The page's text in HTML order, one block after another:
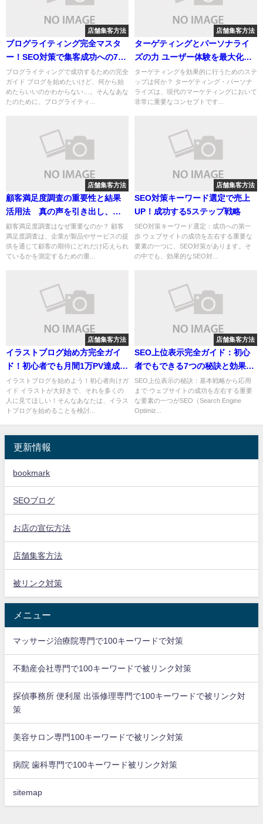
店舗集客方法
ブログライティング完全マスタ
ー！SEO対策で集客成功への7ス
テップ
ブログライティングで成功するための完全
ガイド ブログを始めたいけど、何から始
めたらいいのかわからない…。そんなあな
たのために、ブログライティ...
店舗集客方法
ターゲティングとパーソナライ
ズの力 ユーザー体験を最大化す
るための戦略と成功事例
ターゲティングを効果的に行うためのステ
ップは何か？ ターゲティング・パーソナ
ライズは、現代のマーケティングにおいて
非常に重要なコンセプトです...
店舗集客方法
顧客満足度調査の重要性と結果
活用法 真の声を引き出し、サ
ービス向上に繋げるためのガイ
ド
顧客満足度調査はなぜ重要なのか？ 顧客
満足度調査は、企業が製品やサービスの提
供を通じて顧客の期待にどれだけ応えられ
ているかを測定するための重...
店舗集客方法
SEO対策キーワード選定で売上
UP！成功する5ステップ戦略
SEO対策キーワード選定：成功への第一
歩 ウェブサイトの成功を左右する重要な
要素の一つに、SEO対策があります。そ
の中でも、効果的なSEO対...
店舗集客方法
イラストブログ始め方完全ガイ
ド！初心者でも月間1万PV達成へ
の道
イラストブログを始めよう！初心者向けガ
イド イラストが大好きで、それを多くの
人に見てほしい！そんなあなたは、イラス
トブログを始めることを検討...
店舗集客方法
SEO上位表示完全ガイド：初心
者でもできる7つの秘訣と効果的
な対策
SEO上位表示の秘訣：基本戦略から応用
まで ウェブサイトの成功を左右する重要
な要素の一つがSEO（Search Engine
Optimiz...
更新情報
bookmark
SEOブログ
お店の宣伝方法
店舗集客方法
被リンク対策
メニュー
マッサージ治療院専門で100キーワードで対策
不動産会社専門で100キーワードで被リンク対策
探偵事務所 便利屋 出張修理専門で100キーワードで被リンク対
策
美容サロン専門100キーワードで被リンク対策
病院 歯科専門で100キーワード被リンク対策
sitemap